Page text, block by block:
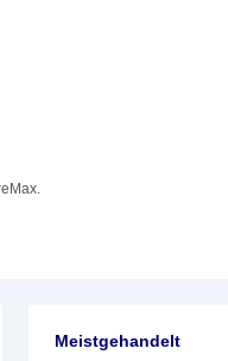
Max.
Meistgehandelt